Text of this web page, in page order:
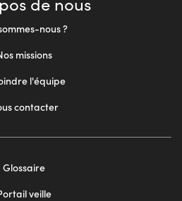
nous ?
missions
l'équipe
contacter
Glossaire
veille